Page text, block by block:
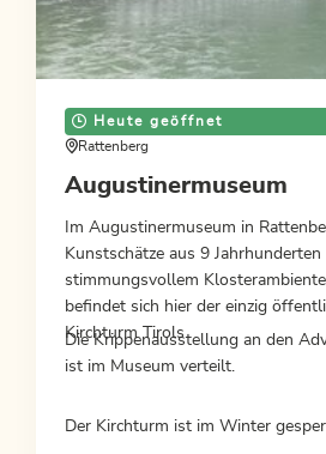
Heute geöffnet
Rattenberg
Augustinermuseum
Im Augustinermuseum in
Kunstschätze aus 9 Jahrhunderten
stimmungsvollem
befindet sich hier der einzig
Kirchturm Tirols.
Die Krippenausstellung an den
ist im Museum verteilt.
Der Kirchturm ist im Winter